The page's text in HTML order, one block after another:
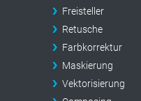
Freisteller
Retusche
Farbkorrektur
Maskierung
Vektorisierung